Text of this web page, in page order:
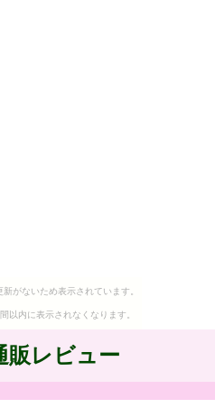
がないため表示されています。
以内に表示されなくなります。
販レビュー